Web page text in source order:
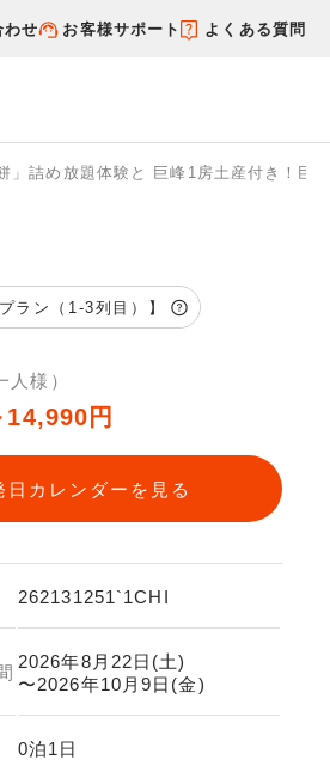
わせ お客様サポート よくある質問
詰め放題体験と 巨峰1房土産付き！
ラン（1-3列目）】
人様）
円
日カレンダーを見る
262131251`1CHI
2026年8月22日(土)
〜2026年10月9日(金)
0泊1日